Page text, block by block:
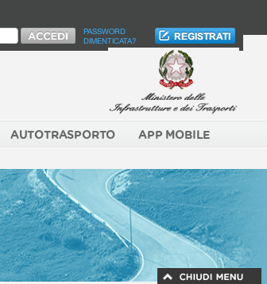
PASSWORD
DIMENTICATA?
AUTOTRASPORTO APP MOBILE